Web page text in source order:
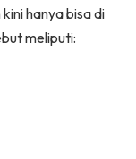
hanya bisa di
meliputi: